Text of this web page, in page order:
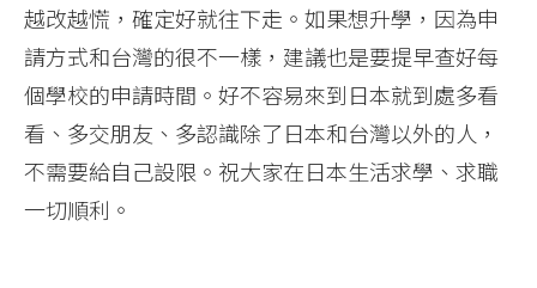
越改越慌，確定好就往下走。如果想升學，因為申
請方式和台灣的很不一樣，建議也是要提早查好每
個學校的申請時間。好不容易來到日本就到處多看
看、多交朋友、多認識除了日本和台灣以外的人，
不需要給自己設限。祝大家在日本生活求學、求職
一切順利。